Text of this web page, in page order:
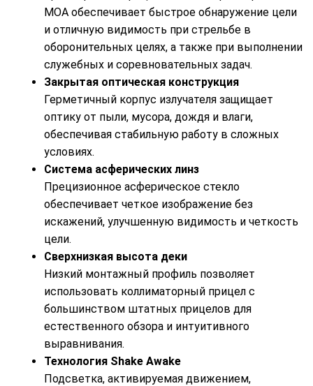
МОА обеспечивает быстрое обнаружение цели
и отличную видимость при стрельбе в
оборонительных целях, а также при выполнении
служебных и соревновательных задач.
Закрытая оптическая конструкция
Герметичный корпус излучателя защищает
оптику от пыли, мусора, дождя и влаги,
обеспечивая стабильную работу в сложных
условиях.
Система асферических линз
Прецизионное асферическое стекло
обеспечивает четкое изображение без
искажений, улучшенную видимость и четкость
цели.
Сверхнизкая высота деки
Низкий монтажный профиль позволяет
использовать коллиматорный прицел с
большинством штатных прицелов для
естественного обзора и интуитивного
выравнивания.
Технология Shake Awake
Подсветка, активируемая движением,